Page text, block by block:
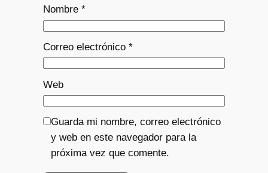
Nombre *
Correo electrónico *
Web
Guarda mi nombre, correo electrónico
y web en este navegador para la
próxima vez que comente.